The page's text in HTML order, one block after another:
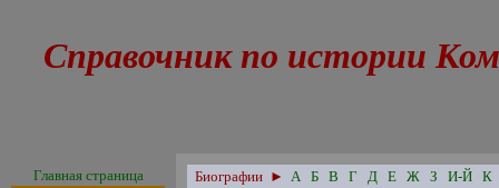
Справочник по истории
Главная страница
Биографии ► А Б В Г Д Е Ж З И-Й К